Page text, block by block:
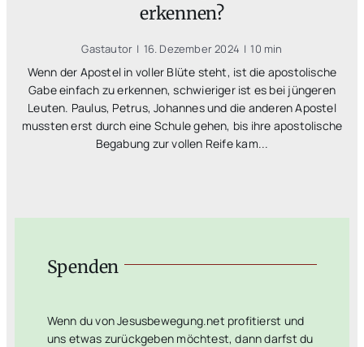
erkennen?
Gastautor | 16. Dezember 2024 | 10 min
Wenn der Apostel in voller Blüte steht, ist die apostolische
Gabe einfach zu erkennen, schwieriger ist es bei jüngeren
Leuten. Paulus, Petrus, Johannes und die anderen Apostel
mussten erst durch eine Schule gehen, bis ihre apostolische
Begabung zur vollen Reife kam...
Spenden
Wenn du von Jesusbewegung.net profitierst und
uns etwas zurückgeben möchtest, dann darfst du